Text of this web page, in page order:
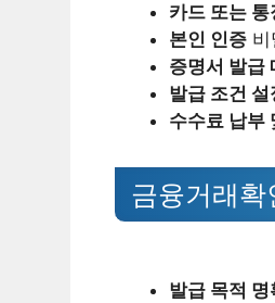
카드 또는 통
본인 인증
증명서 발급
발급 조건 설
수수료 납부
금융거래
발급 목적 명